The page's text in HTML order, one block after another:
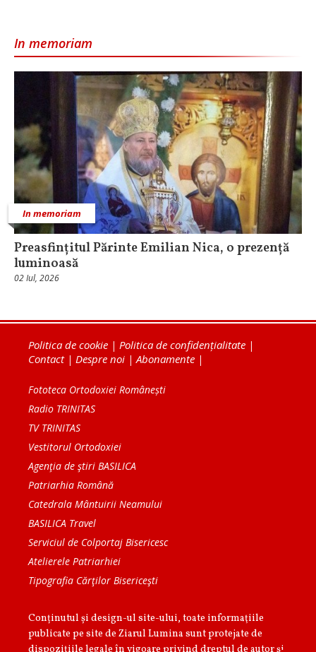
In memoriam
In memoriam
Preasfințitul Părinte Emilian Nica, o prezență
luminoasă
02 Iul, 2026
Politica de cookie | Politica de confidențialitate |
Contact| Despre noi | Abonamente |
Fototeca Ortodoxiei Românești
Radio TRINITAS
TV TRINITAS
Vestitorul Ortodoxiei
Agenţia de ştiri BASILICA
Patriarhia Română
Catedrala Mântuirii Neamului
BASILICA Travel
Serviciul de Colportaj Bisericesc
Atelierele Patriarhiei
Tipografia Cărţilor Bisericeşti
Conținutul și design-ul site-ului, toate informaţiile
publicate pe site de Ziarul Lumina sunt protejate de